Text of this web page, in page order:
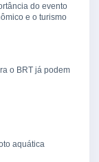
do evento
e o turismo
o BRT já podem
aquática